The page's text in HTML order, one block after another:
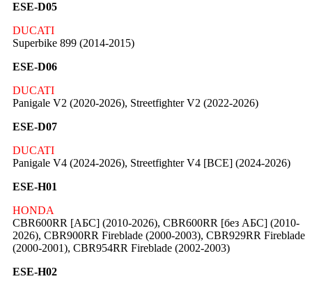
ESE-D05
DUCATI
Superbike 899 (2014-2015)
ESE-D06
DUCATI
Panigale V2 (2020-2026), Streetfighter V2 (2022-2026)
ESE-D07
DUCATI
Panigale V4 (2024-2026), Streetfighter V4 [ВСЕ] (2024-2026)
ESE-H01
HONDA
CBR600RR [АБС] (2010-2026), CBR600RR [без АБС] (2010-
2026), CBR900RR Fireblade (2000-2003), CBR929RR Fireblade
(2000-2001), CBR954RR Fireblade (2002-2003)
ESE-H02